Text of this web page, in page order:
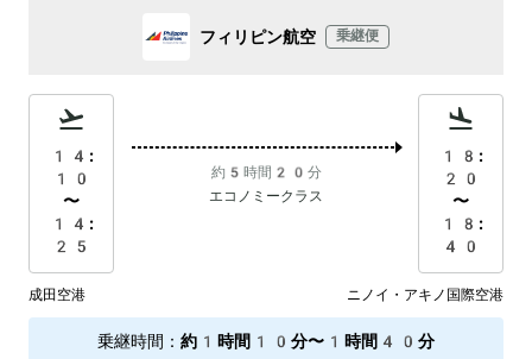
フィリピン航空 乗継便
14:
10
〜
14:
25
約5時間20分
エコノミークラス
18:
20
〜
18:
40
成田空港 ニノイ・アキノ国際空港
乗継時間 ： 約1時間10分〜1時間40分